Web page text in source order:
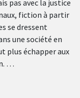
pas avec la justice
fiction à partir
se dressent
une société en
plus échapper aux
…